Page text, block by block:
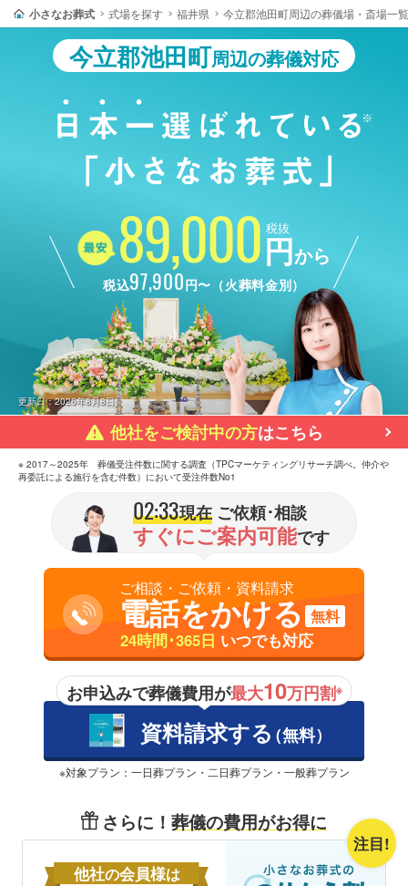
小さなお葬式 式場を探す 福井県 今立郡池田町周辺の葬儀場・斎場一覧
今立郡池田町周辺の葬儀対応
89,000 税抜
円から
税込97,900円〜（火葬料金別）
更新日：2026年8月8日
他社をご検討中の方はこちら
※ 2017～2025年 葬儀受注件数に関する調査（TPCマーケティングリサーチ調べ。仲介や
再委託による施行を含む件数）において受注件数No1
02:33現在ご依頼･相談
すぐにご案内可能です
ご相談・ご依頼・資料請求
電話をかける 無料
24時間･365日 いつでも対応
お申込みで葬儀費用が最大10万円割※
資料請求する（無料）
※対象プラン：一日葬プラン・二日葬プラン・一般葬プラン
さらに！葬儀の費用がお得に
注目!
他社の会員様は